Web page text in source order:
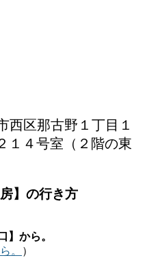
西区那古野１丁目１
１４号室（２階の東
】の行き方
】から。
。 ）